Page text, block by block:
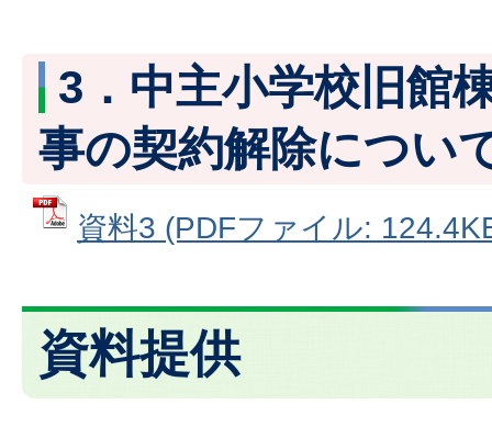
3．中主小学校旧館
事の契約解除につい
資料3 (PDFファイル:
資料提供